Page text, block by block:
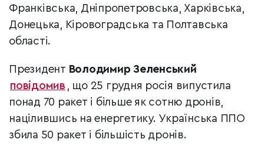
Франківська, Дніпропетровська, Харківська,
Донецька, Кіровоградська та Полтавська
області.
Президент Володимир Зеленський
повідомив , що 25 грудня росія випустила
понад 70 ракет і більше як сотню дронів,
націлившись на енергетику. Українська ППО
збила 50 ракет і більшість дронів.